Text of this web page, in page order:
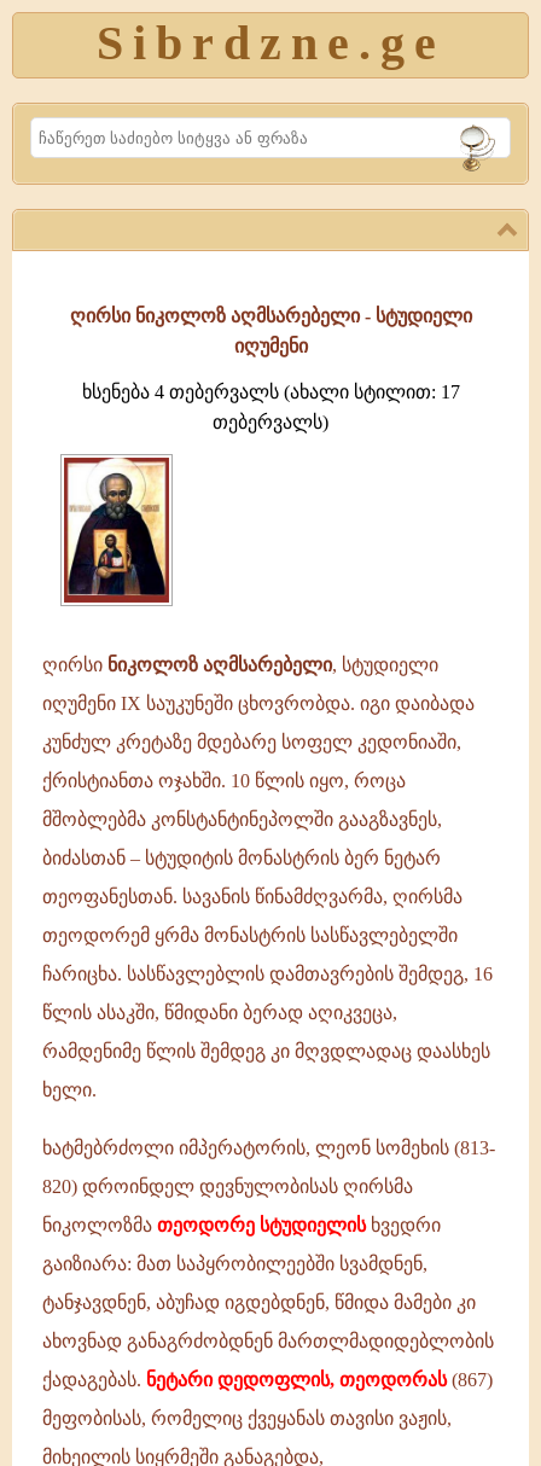
Sibrdzne.ge
Search
ღირსი ნიკოლოზ აღმსარებელი - სტუდიელი
იღუმენი
ხსენება 4 თებერვალს (ახალი სტილით: 17
თებერვალს)
ღირსი ნიკოლოზ აღმსარებელი, სტუდიელი
იღუმენი IX საუკუნეში ცხოვრობდა. იგი დაიბადა
კუნძულ კრეტაზე მდებარე სოფელ კედონიაში,
ქრისტიანთა ოჯახში. 10 წლის იყო, როცა
მშობლებმა კონსტანტინეპოლში გააგზავნეს,
ბიძასთან – სტუდიტის მონასტრის ბერ ნეტარ
თეოფანესთან. სავანის წინამძღვარმა, ღირსმა
თეოდორემ ყრმა მონასტრის სასწავლებელში
ჩარიცხა. სასწავლებლის დამთავრების შემდეგ, 16
წლის ასაკში, წმიდანი ბერად აღიკვეცა,
რამდენიმე წლის შემდეგ კი მღვდლადაც დაასხეს
ხელი.
ხატმებრძოლი იმპერატორის, ლეონ სომეხის (813-
820) დროინდელ დევნულობისას ღირსმა
ნიკოლოზმა თეოდორე სტუდიელისხვედრი
გაიზიარა: მათ საპყრობილეებში სვამდნენ,
ტანჯავდნენ, აბუჩად იგდებდნენ, წმიდა მამები კი
ახოვნად განაგრძობდნენ მართლმადიდებლობის
ქადაგებას. ნეტარი დედოფლის, თეოდორას(867)
მეფობისას, რომელიც ქვეყანას თავისი ვაჟის,
მიხეილის სიყრმეში განაგებდა,